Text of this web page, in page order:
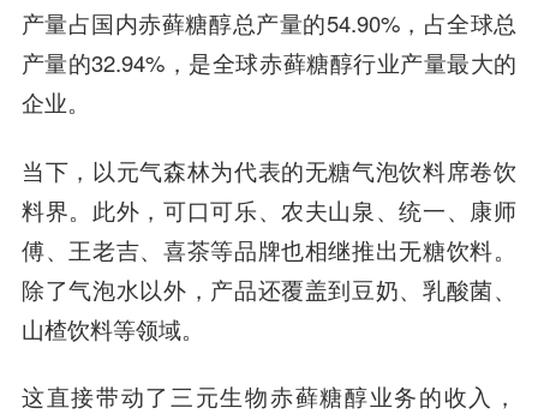
产量占国内赤藓糖醇总产量的54.90%，占全球总
产量的32.94%，是全球赤藓糖醇行业产量最大的
企业。
当下，以元气森林为代表的无糖气泡饮料席卷饮
料界。此外，可口可乐、农夫山泉、统一、康师
傅、王老吉、喜茶等品牌也相继推出无糖饮料。
除了气泡水以外，产品还覆盖到豆奶、乳酸菌、
山楂饮料等领域。
这直接带动了三元生物赤藓糖醇业务的收入，